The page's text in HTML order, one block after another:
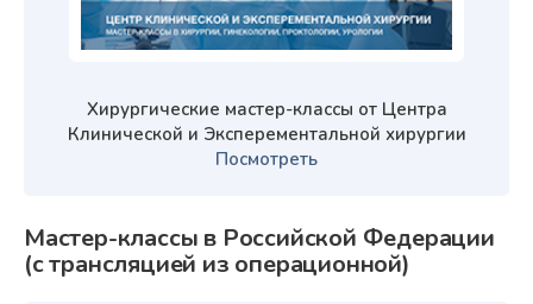
Хирургические мастер-классы от Центра
Клинической и Эксперементальной хирургии
Посмотреть
Мастер-классы в Российской Федерации
(с трансляцией из операционной)